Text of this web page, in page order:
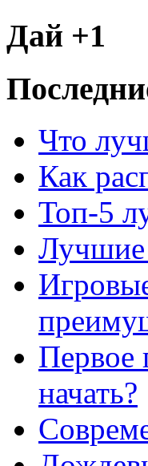
Дай +1
Что
Как
Топ-5
Лучшие
Первое
начать?